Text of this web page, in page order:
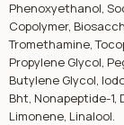
Phenoxyethanol,
Copolymer,
Tromethamine,
Propylene Glycol,
Butylene Glycol,
Bht, Nonapeptide-
Limonene, Linalool.